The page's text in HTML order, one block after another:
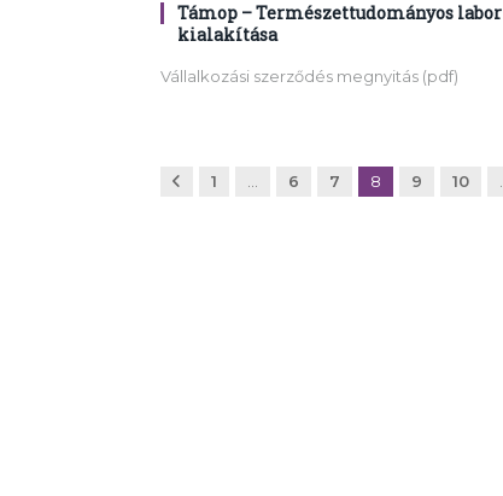
Támop – Természettudományos labor
kialakítása
Vállalkozási szerződés megnyitás (pdf)
Előző1 6 7 8 9 10